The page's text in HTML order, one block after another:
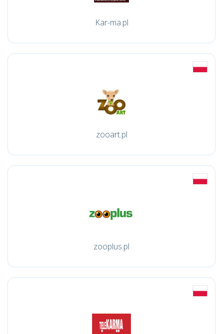
Kar-ma.pl
zooart.pl
zooplus.pl